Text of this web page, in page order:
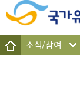
소식/참여